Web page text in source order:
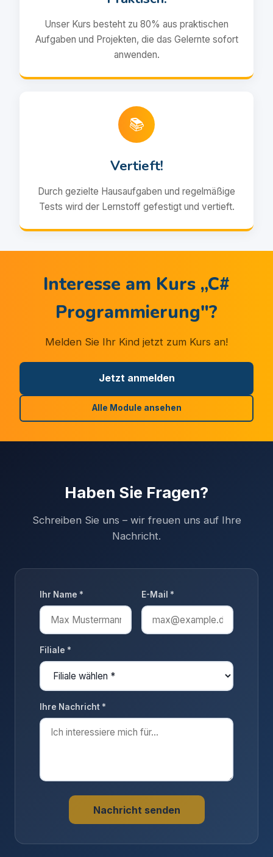
Unser Kurs besteht zu 80% aus praktischen
Aufgaben und Projekten, die das Gelernte sofort
anwenden.
📚
Vertieft!
Durch gezielte Hausaufgaben und regelmäßige
Tests wird der Lernstoff gefestigt und vertieft.
Interesse am Kurs „C#
Programmierung"?
Melden Sie Ihr Kind jetzt zum Kurs an!
Jetzt anmelden
Alle Module ansehen
Haben Sie Fragen?
Schreiben Sie uns – wir freuen uns auf Ihre
Nachricht.
Ihr Name * E-Mail *
Filiale *
Ihre Nachricht *
Nachricht senden